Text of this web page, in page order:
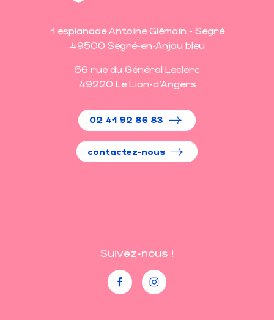
1 esplanade Antoine Glémain - Segré
49500 Segré-en-Anjou bleu
56 rue du Général Leclerc
49220 Le Lion-d'Angers
02 41 92 86 83
contactez-nous
Suivez-nous !